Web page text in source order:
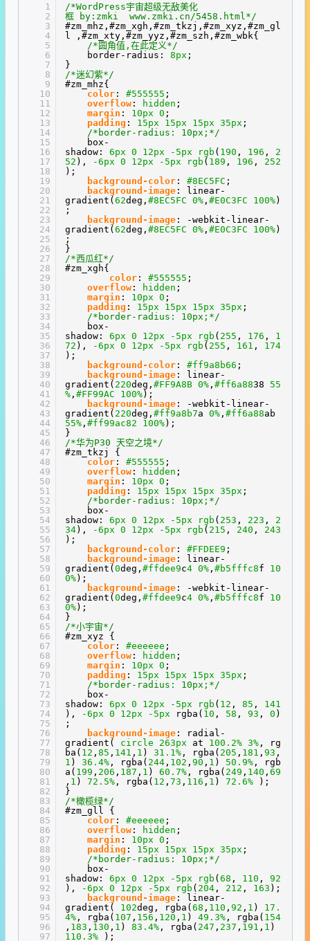
1
2
3
4
5
6
7
8
9
10
11
12
13
14
15
16
17
18
19
20
21
22
23
24
25
26
27
28
29
30
31
32
33
34
35
36
37
38
39
40
41
42
43
44
45
46
47
48
49
50
51
52
53
54
55
56
57
58
59
60
61
62
63
64
65
66
67
68
69
70
71
72
73
74
75
76
77
78
79
80
81
82
83
84
85
86
87
88
89
90
91
92
93
94
95
96
97
/*WordPress宇宙超级无敌美化
框 by:zmki www.zmki.cn/5458.html*/
#zm_mhz,#zm_xgh,#zm_tkzj,#zm_xyz,#zm_gl
l ,#zm_xty,#zm_yyz,#zm_szh,#zm_wbk{
/*圆角值,在此定义*/
border-radius: 8px ;
}
/*迷幻紫*/
#zm_mhz{
color: #555555 ;
overflow: hidden ;
margin : 10px 0 ;
padding : 15px 15px 15px 35px ;
/*border-radius: 10px;*/
box-
shadow: 6px 0 12px -5px rgb ( 190 , 196 , 2
52 ), -6px 0 12px -5px rgb ( 189 , 196 , 252
);
background-color: #8EC5FC ;
background-image: linear-
gradient( 62deg, #8EC5FC 0%, #E0C3FC 100%)
;
background-image: -webkit-linear-
gradient( 62deg, #8EC5FC 0%, #E0C3FC 100%)
;
}
/*西瓜红*/
#zm_xgh{
color: #555555 ;
overflow: hidden ;
margin : 10px 0 ;
padding : 15px 15px 15px 35px ;
/*border-radius: 10px;*/
box-
shadow: 6px 0 12px -5px rgb ( 255 , 176 , 1
72 ), -6px 0 12px -5px rgb ( 255 , 161 , 174
);
background-color: #ff9a8b66 ;
background-image: linear-
gradient( 220deg, #FF9A8B 0%, #ff6a8838 55
%, #FF99AC 100%);
background-image: -webkit-linear-
gradient( 220deg, #ff9a8b7a 0%, #ff6a88ab
55%, #ff99ac82 100%);
}
/*华为P30 天空之境*/
#zm_tkzj {
color: #555555 ;
overflow: hidden ;
margin : 10px 0 ;
padding : 15px 15px 15px 35px ;
/*border-radius: 10px;*/
box-
shadow: 6px 0 12px -5px rgb ( 253 , 223 , 2
34), -6px 0 12px -5px rgb ( 215 , 240 , 243
);
background-color: #FFDEE9 ;
background-image: linear-
gradient( 0deg, #ffdee9c4 0%, #b5fffc8f 10
0%);
background-image: -webkit-linear-
gradient( 0deg, #ffdee9c4 0%, #b5fffc8f 10
0%);
}
/*小宇宙*/
#zm_xyz {
color: #eeeeee ;
overflow: hidden ;
margin : 10px 0 ;
padding : 15px 15px 15px 35px ;
/*border-radius: 10px;*/
box-
shadow: 6px 0 12px -5px rgb ( 12 , 85 , 141
),
-6px 0 12px -5px rgba( 10 , 58 , 93 , 0 )
;
background-image: radial-
gradient( circle 263px at 100.2% 3%, rg
ba( 12 , 85 , 141 , 1 ) 31.1%, rgba( 205 , 181 , 93 ,
1 ) 36.4%, rgba( 244, 102 , 90 , 1 ) 50.9%, rgb
a( 199 , 206 , 187 , 1 ) 60.7%, rgba( 249 , 140 , 69
, 1 ) 72.5%, rgba( 12 , 73 , 116 , 1 ) 72.6%
);
}
/*橄榄绿*/
#zm_gll {
color: #eeeeee ;
overflow: hidden ;
margin : 10px 0 ;
padding : 15px 15px 15px 35px ;
/*border-radius: 10px;*/
box-
shadow: 6px 0 12px -5px rgb ( 68 , 110 , 92
),
-6px 0 12px -5px rgb ( 204, 212 , 163 );
background-image: linear-
gradient( 102deg, rgba( 68 , 110 , 92 , 1 ) 17.
4%, rgba( 107 , 156 , 120 , 1 ) 49.3%, rgba( 154
, 183 , 130 , 1 ) 83.4%, rgba( 247 , 237 , 191 , 1 )
110.3%
);